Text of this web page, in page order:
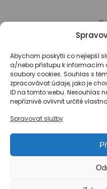
Abychom poskytli co nejlepší
a/nebo přístupu k informacím
soubory cookies. Souhlas s
zpracovávat údaje, jako je
ID na tomto webu. Nesouhlas
nepříznivě ovlivnit určité
Spravovat služby
O
Zásady